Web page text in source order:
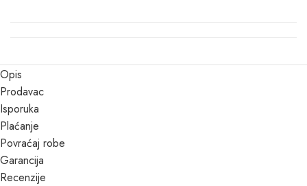
Opis
Prodavac
Isporuka
Plaćanje
Povraćaj robe
Garancija
Recenzije